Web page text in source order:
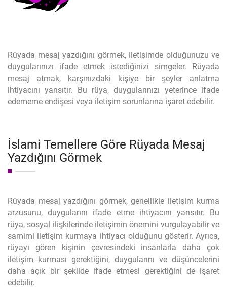
Rüyada mesaj yazdığını görmek, iletişimde olduğunuzu ve
duygularınızı ifade etmek istediğinizi simgeler. Rüyada
mesaj atmak, karşınızdaki kişiye bir şeyler anlatma
ihtiyacını yansıtır. Bu rüya, duygularınızı yeterince ifade
edememe endişesi veya iletişim sorunlarına işaret edebilir.
İslami Temellere Göre Rüyada Mesaj
Yazdığını Görmek
Rüyada mesaj yazdığını görmek, genellikle iletişim kurma
arzusunu, duygularını ifade etme ihtiyacını yansıtır. Bu
rüya, sosyal ilişkilerinde iletişimin önemini vurgulayabilir ve
samimi iletişim kurmaya ihtiyacı olduğunu gösterir. Ayrıca,
rüyayı gören kişinin çevresindeki insanlarla daha çok
iletişim kurması gerektiğini, duygularını ve düşüncelerini
daha açık bir şekilde ifade etmesi gerektiğini de işaret
edebilir.